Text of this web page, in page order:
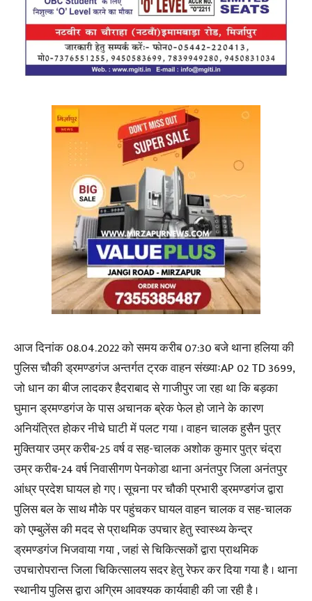
आज दिनांक 08.04.2022 को समय करीब 07:30 बजे थाना हलिया की
पुलिस चौकी ड्रमण्डगंज अन्तर्गत ट्रक वाहन संख्याःAP 02 TD 3699,
जो धान का बीज लादकर हैदराबाद से गाजीपुर जा रहा था कि बड़का
घुमान ड्रमण्डगंज के पास अचानक ब्रेक फेल हो जाने के कारण
अनियंत्रित होकर नीचे घाटी में पलट गया । वाहन चालक हुसैन पुत्र
मुक्तियार उम्र करीब-25 वर्ष व सह-चालक अशोक कुमार पुत्र चंद्रा
उम्र करीब-24 वर्ष निवासीगण पेनकोडा थाना अनंतपुर जिला अनंतपुर
आंध्र प्रदेश घायल हो गए । सूचना पर चौकी प्रभारी ड्रमण्डगंज द्वारा
पुलिस बल के साथ मौके पर पहुंचकर घायल वाहन चालक व सह-चालक
को एम्बुलेंस की मदद से प्राथमिक उपचार हेतु स्वास्थ्य केन्द्र
ड्रमण्डगंज भिजवाया गया , जहां से चिकित्सकों द्वारा प्राथमिक
उपचारोपरान्त जिला चिकित्सालय सदर हेतु रेफर कर दिया गया है । थाना
स्थानीय पुलिस द्वारा अग्रिम आवश्यक कार्यवाही की जा रही है ।